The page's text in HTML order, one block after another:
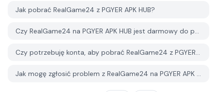
Jak pobrać RealGame24 z PGYER APK HUB?
Czy RealGame24 na PGYER APK HUB jest darmowy do pobrania?
Czy potrzebuję konta, aby pobrać RealGame24 z PGYER APK HUB?
Jak mogę zgłosić problem z RealGame24 na PGYER APK HUB?